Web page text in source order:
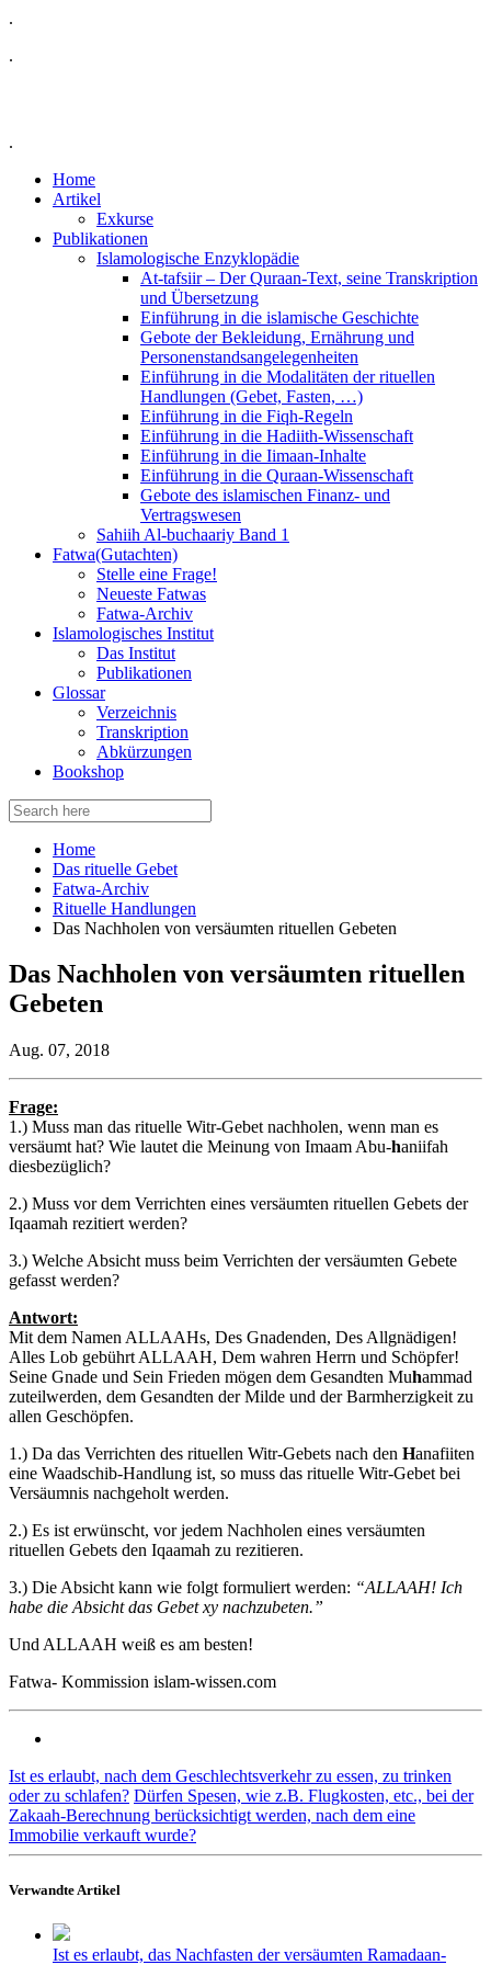
.
.
.
Home
Artikel
Exkurse
Publikationen
Islamologische Enzyklopädie
At-tafsiir – Der Quraan-Text, seine Transkription
und Übersetzung
Einführung in die islamische Geschichte
Gebote der Bekleidung, Ernährung und
Personenstandsangelegenheiten
Einführung in die Modalitäten der rituellen
Handlungen (Gebet, Fasten, …)
Einführung in die Fiqh-Regeln
Einführung in die Hadiith-Wissenschaft
Einführung in die Iimaan-Inhalte
Einführung in die Quraan-Wissenschaft
Gebote des islamischen Finanz- und
Vertragswesen
Sahiih Al-buchaariy Band 1
Fatwa(Gutachten)
Stelle eine Frage!
Neueste Fatwas
Fatwa-Archiv
Islamologisches Institut
Das Institut
Publikationen
Glossar
Verzeichnis
Transkription
Abkürzungen
Bookshop
Search
for:
Home
Das rituelle Gebet
Fatwa-Archiv
Rituelle Handlungen
Das Nachholen von versäumten rituellen Gebeten
Das Nachholen von versäumten rituellen
Gebeten
Aug. 07, 2018
Frage:
1.) Muss man das rituelle Witr-Gebet nachholen, wenn man es
versäumt hat? Wie lautet die Meinung von Imaam Abu-haniifah
diesbezüglich?
2.) Muss vor dem Verrichten eines versäumten rituellen Gebets der
Iqaamah rezitiert werden?
3.) Welche Absicht muss beim Verrichten der versäumten Gebete
gefasst werden?
Antwort:
Mit dem Namen ALLAAHs, Des Gnadenden, Des Allgnädigen!
Alles Lob gebührt ALLAAH, Dem wahren Herrn und Schöpfer!
Seine Gnade und Sein Frieden mögen dem Gesandten Muhammad
zuteilwerden, dem Gesandten der Milde und der Barmherzigkeit zu
allen Geschöpfen.
1.) Da das Verrichten des rituellen Witr-Gebets nach den Hanafiiten
eine Waadschib-Handlung ist, so muss das rituelle Witr-Gebet bei
Versäumnis nachgeholt werden.
2.) Es ist erwünscht, vor jedem Nachholen eines versäumten
rituellen Gebets den Iqaamah zu rezitieren.
3.) Die Absicht kann wie folgt formuliert werden: “ALLAAH! Ich
habe die Absicht das Gebet xy nachzubeten.”
Und ALLAAH weiß es am besten!
Fatwa- Kommission islam-wissen.com
Ist es erlaubt, nach dem Geschlechtsverkehr zu essen, zu trinken
oder zu schlafen? Dürfen Spesen, wie z.B. Flugkosten, etc., bei der
Zakaah-Berechnung berücksichtigt werden, nach dem eine
Immobilie verkauft wurde?
Verwandte Artikel
Ist es erlaubt, das Nachfasten der versäumten Ramadaan-